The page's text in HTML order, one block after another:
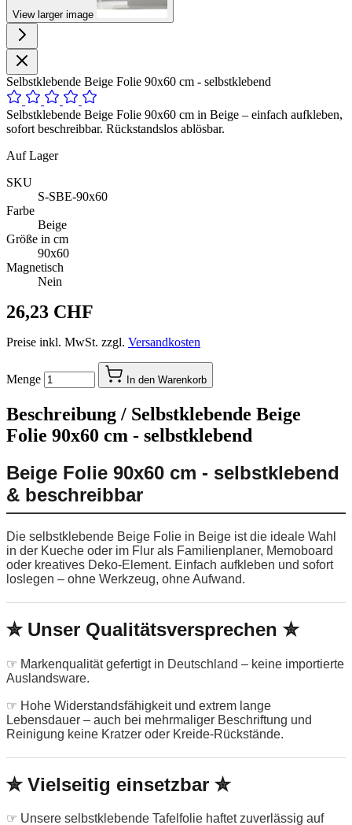
View larger image
Selbstklebende Beige Folie 90x60 cm - selbstklebend
Selbstklebende Beige Folie 90x60 cm in Beige – einfach aufkleben,
sofort beschreibbar. Rückstandslos ablösbar.
Auf Lager
SKU
S-SBE-90x60
Farbe
Beige
Größe in cm
90x60
Magnetisch
Nein
26,23 CHF
Preise inkl. MwSt. zzgl. Versandkosten
Menge In den Warenkorb
Beschreibung / Selbstklebende Beige
Folie 90x60 cm - selbstklebend
Beige Folie 90x60 cm - selbstklebend
& beschreibbar
Die selbstklebende Beige Folie in Beige ist die ideale Wahl
in der Kueche oder im Flur als Familienplaner, Memoboard
oder kreatives Deko-Element. Einfach aufkleben und sofort
loslegen – ohne Werkzeug, ohne Aufwand.
✮ Unser Qualitätsversprechen ✮
☞ Markenqualität gefertigt in Deutschland – keine importierte
Auslandsware.
☞ Hohe Widerstandsfähigkeit und extrem lange
Lebensdauer – auch bei mehrmaliger Beschriftung und
Reinigung keine Kratzer oder Kreide-Rückstände.
✮ Vielseitig einsetzbar ✮
☞ Unsere selbstklebende Tafelfolie haftet zuverlässig auf